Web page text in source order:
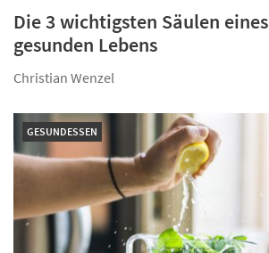
Die 3 wichtigsten Säulen
gesunden Lebens
Christian Wenzel
GESUNDESSEN